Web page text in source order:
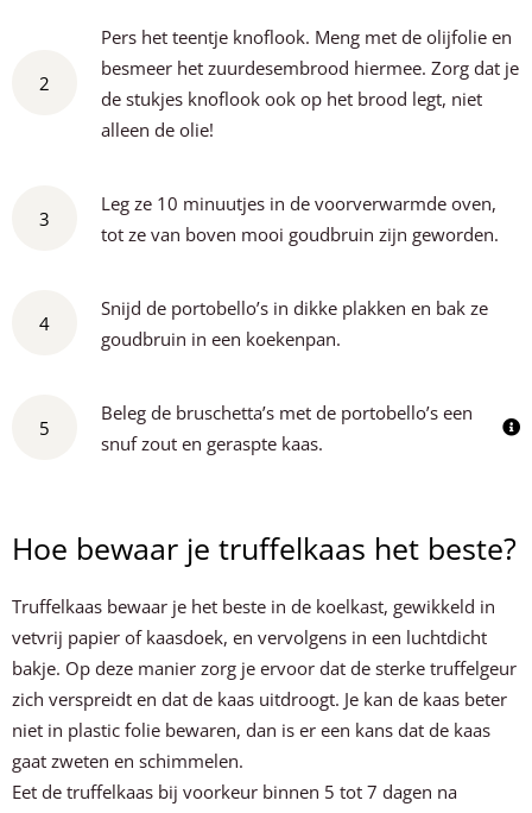
2
Pers het teentje knoflook. Meng met de olijfolie en
besmeer het zuurdesembrood hiermee. Zorg dat je
de stukjes knoflook ook op het brood legt, niet
alleen de olie!
3
Leg ze 10 minuutjes in de voorverwarmde oven,
tot ze van boven mooi goudbruin zijn geworden.
4
Snijd de portobello’s in dikke plakken en bak ze
goudbruin in een koekenpan.
5
Beleg de bruschetta’s met de portobello’s een
snuf zout en geraspte kaas.
Hoe bewaar je truffelkaas het beste?
Truffelkaas bewaar je het beste in de koelkast, gewikkeld in
vetvrij papier of kaasdoek, en vervolgens in een luchtdicht
bakje. Op deze manier zorg je ervoor dat de sterke truffelgeur
zich verspreidt en dat de kaas uitdroogt. Je kan de kaas beter
niet in plastic folie bewaren, dan is er een kans dat de kaas
gaat zweten en schimmelen.
Eet de truffelkaas bij voorkeur binnen 5 tot 7 dagen na